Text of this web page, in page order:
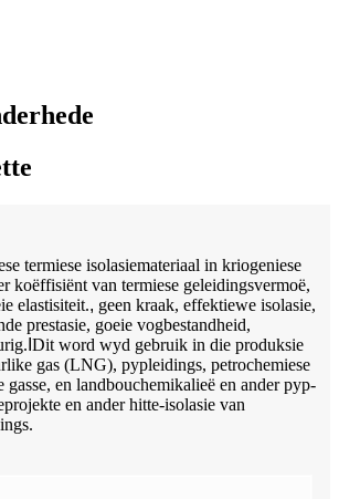
termiese isolasiemateriaal in kriogeniese
koëffisiënt van termiese geleidingsvermoë,
elastisiteit., geen kraak, effektiewe isolasie,
prestasie, goeie vogbestandheid,
Dit word wyd gebruik in die produksie
gas (LNG), pypleidings, petrochemiese
gasse, en landbouchemikalieë en ander pyp-
en ander hitte-isolasie van